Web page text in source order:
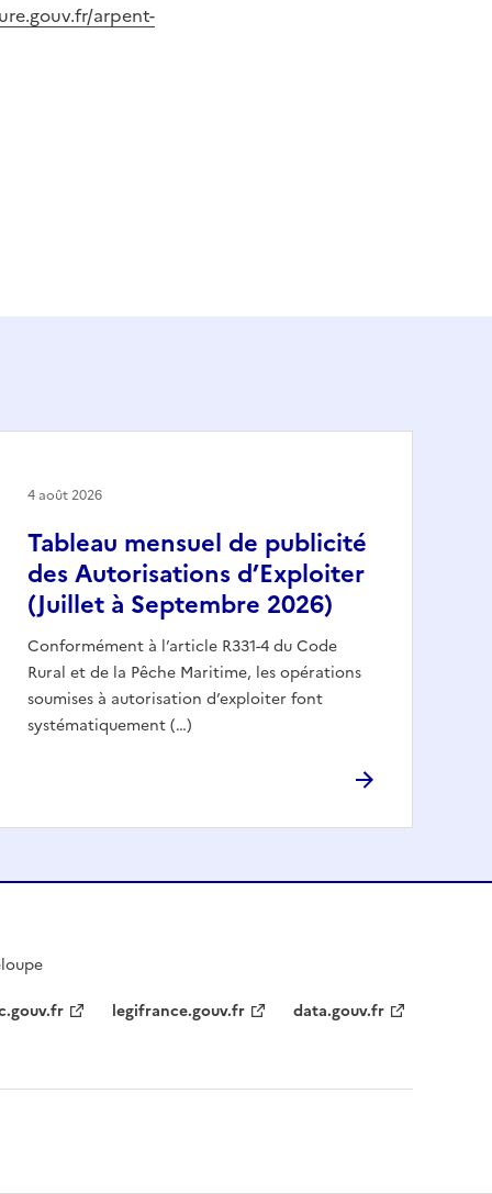
arpent-
Tableau mensuel de publicité
des Autorisations d’Exploiter
(Juillet à Septembre 2026)
Conformément à l’article R331-4 du Code
Rural et de la Pêche Maritime, les opérations
soumises à autorisation d’exploiter font
systématiquement (…)
4 août 2026
legifrance.gouv.fr data.gouv.fr